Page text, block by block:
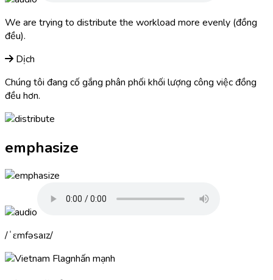
We are trying to distribute the workload more evenly (đồng
đều).
Dịch
Chúng tôi đang cố gắng phân phối khối lượng công việc đồng
đều hơn.
emphasize
ˈɛmfəsaɪz
nhấn mạnh